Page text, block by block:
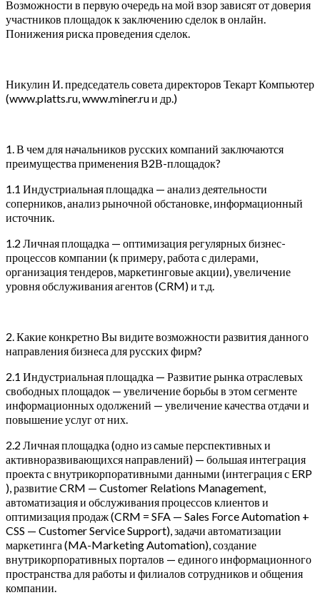
Возможности в первую очередь на мой взор зависят от доверия
участников площадок к заключению сделок в онлайн.
Понижения риска проведения сделок.
Никулин И. председатель совета директоров Текарт Компьютер
(www.platts.ru, www.miner.ru и др.)
1. В чем для начальников русских компаний заключаются
преимущества применения В2В-площадок?
1.1 Индустриальная площадка — анализ деятельности
соперников, анализ рыночной обстановке, информационный
источник.
1.2 Личная площадка — оптимизация регулярных бизнес-
процессов компании (к примеру, работа с дилерами,
организация тендеров, маркетинговые акции), увеличение
уровня обслуживания агентов (CRM) и т.д.
2. Какие конкретно Вы видите возможности развития данного
направления бизнеса для русских фирм?
2.1 Индустриальная площадка — Развитие рынка отраслевых
свободных площадок — увеличение борьбы в этом сегменте
информационных одолжений — увеличение качества отдачи и
повышение услуг от них.
2.2 Личная площадка (одно из самые перспективных и
активноразвивающихся направлений) — большая интеграция
проекта с внутрикорпоративными данными (интеграция с ERP
), развитие CRM — Customer Relations Management,
автоматизация и обслуживания процессов клиентов и
оптимизация продаж (CRM = SFA — Sales Force Automation +
CSS — Customer Service Support), задачи автоматизации
маркетинга (MA-Marketing Automation), создание
внутрикорпоративных порталов — единого информационного
пространства для работы и филиалов сотрудников и общения
компании.